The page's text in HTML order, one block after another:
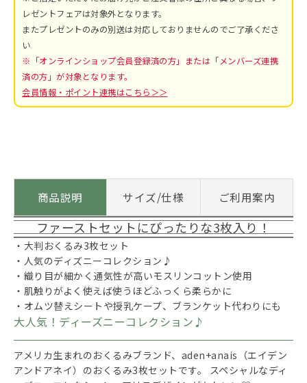
レゼントフェアは対象外となります。
またプレゼントのみの別送は対応しておりませんのでご了承くださ
い
※「オンラインショップ会員登録済の方」または「メンバーズ連携
済の方」が対象となります。
会員情報・ポイント連携はこちら＞＞
商品説明 サイズ/仕様 ご利用案内
ファーストセットにぴったりな3枚入り！
・大判おくるみ3枚セット
・人気のディズニーコレクション♪
・織り目が細かく通気性が高いモスリンコットン使用
・肌触りがよく使えば使うほどふっくら柔らかに
・オムツ替えシートや授乳ケープ、ブランケット代わりにも
大人気！ディーズニーコレクション♪
アメリカ生まれのおくるみブランド、aden+anais（エイデン
アンドアネイ）のおくるみ3枚セットです。 スペシャルなディ